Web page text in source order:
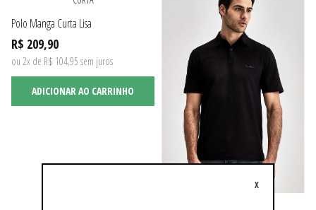
Polo Manga Curta Lisa
R$ 209,90
ou 2x de R$ 104,95 sem juros
ADICIONAR AO CARRINHO
X